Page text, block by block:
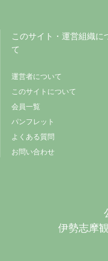
このサイト・運営組織に
て
運営者について
このサイトについて
会員一覧
パンフレット
よくある質問
お問い合わせ
伊勢志摩